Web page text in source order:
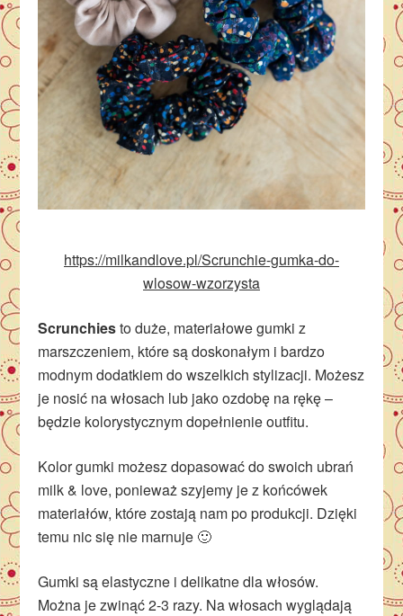
https://milkandlove.pl/Scrunchie-gumka-do-
wlosow-wzorzysta
Scrunchiesto duże, materiałowe gumki z
marszczeniem, które są doskonałym i bardzo
modnym dodatkiem do wszelkich stylizacji. Możesz
je nosić na włosach lub jako ozdobę na rękę –
będzie kolorystycznym dopełnienie outfitu.
Kolor gumki możesz dopasować do swoich ubrań
milk & love, ponieważ szyjemy je z końcówek
materiałów, które zostają nam po produkcji. Dzięki
temu nic się nie marnuje 🙂
Gumki są elastyczne i delikatne dla włosów.
Można je zwinąć 2-3 razy. Na włosach wyglądają